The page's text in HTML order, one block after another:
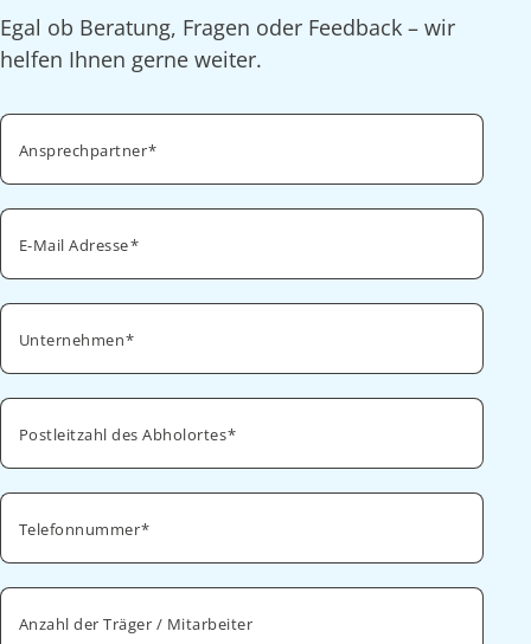
Egal ob Beratung, Fragen oder Feedback – wir
helfen Ihnen gerne weiter.
Ansprechpartner
E-Mail Adresse
Unternehmen
Postleitzahl des Abholortes
Telefonnummer
Anzahl der Träger / Mitarbeiter